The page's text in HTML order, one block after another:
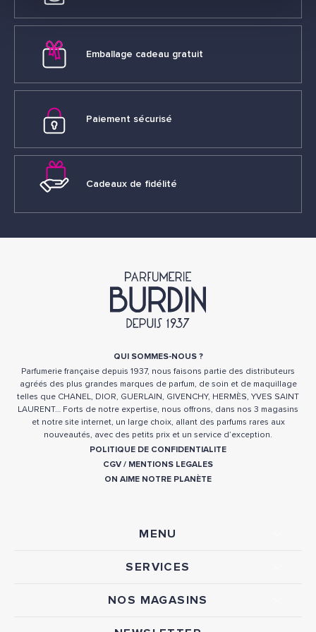
Emballage cadeau gratuit
Paiement sécurisé
Cadeaux de fidélité
QUI SOMMES-NOUS ?
Parfumerie française depuis 1937, nous faisons partie des distributeurs
agréés des plus grandes marques de parfum, de soin et de maquillage
telles que CHANEL, DIOR, GUERLAIN, GIVENCHY, HERMÈS, YVES SAINT
LAURENT… Forts de notre expertise, nous offrons, dans nos 3 magasins
et notre site internet, un large choix, allant des parfums rares aux
nouveautés, avec des petits prix et un service d’exception.
POLITIQUE DE CONFIDENTIALITE
CGV / MENTIONS LEGALES
ON AIME NOTRE PLANÈTE
MENU
SERVICES
NOS MAGASINS